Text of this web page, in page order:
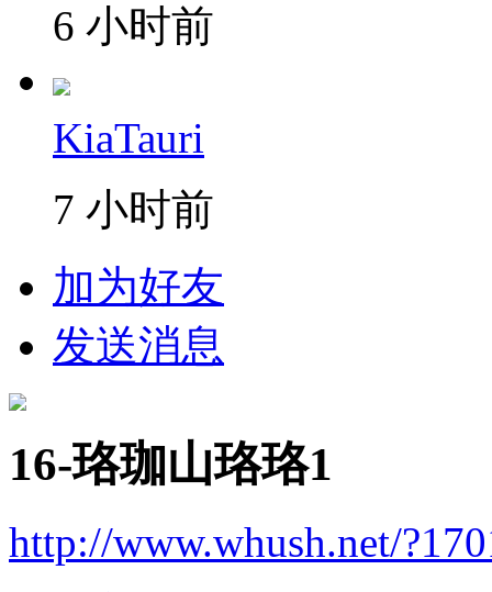
6 小时前
KiaTauri
7 小时前
加为好友
发送消息
16-珞珈山珞珞1
http://www.whush.net/